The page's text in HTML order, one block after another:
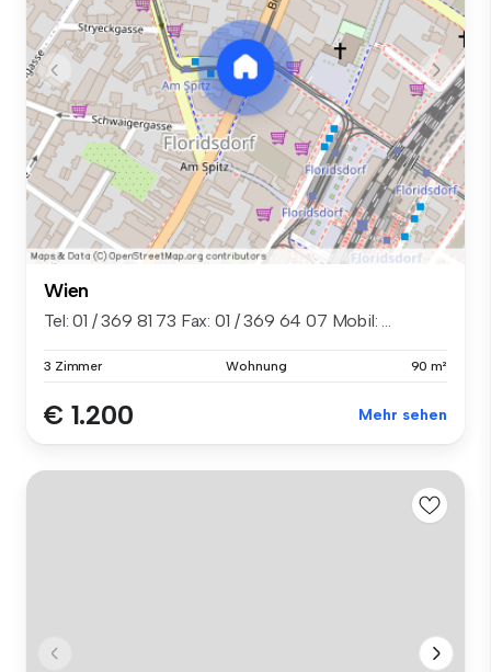
Wien
Tel: 01 / 369 81 73 Fax: 01 / 369 64 07 Mobil: ...
3 Zimmer Wohnung 90 m²
€ 1.200 Mehr sehen